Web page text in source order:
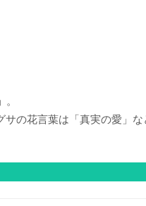
。
の花言葉は「真実の愛」な